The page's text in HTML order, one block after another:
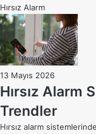
Hırsız Alarm
13 Mayıs 2026
Hırsız Alarm
Trendler
Hırsız alarm